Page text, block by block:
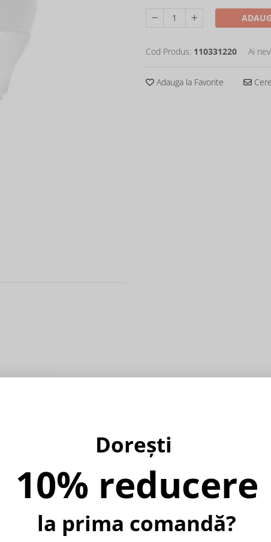
Cod Produs: 110331220 Ai
Adauga la Favorite
Dorești
10% reducere
la prima comandă?